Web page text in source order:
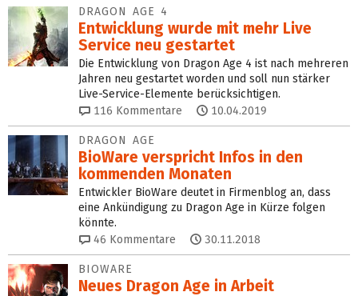
DRAGON AGE 4
Entwicklung wurde mit mehr Live
Service neu gestartet
Die Entwicklung von Dragon Age 4 ist nach mehreren
Jahren neu gestartet worden und soll nun stärker
Live-Service-Elemente berücksichtigen.
116 Kommentare 10.04.2019
DRAGON AGE
BioWare verspricht Infos in den
kommenden Monaten
Entwickler BioWare deutet in Firmenblog an, dass
eine Ankündigung zu Dragon Age in Kürze folgen
könnte.
46 Kommentare 30.11.2018
BIOWARE
Neues Dragon Age in Arbeit